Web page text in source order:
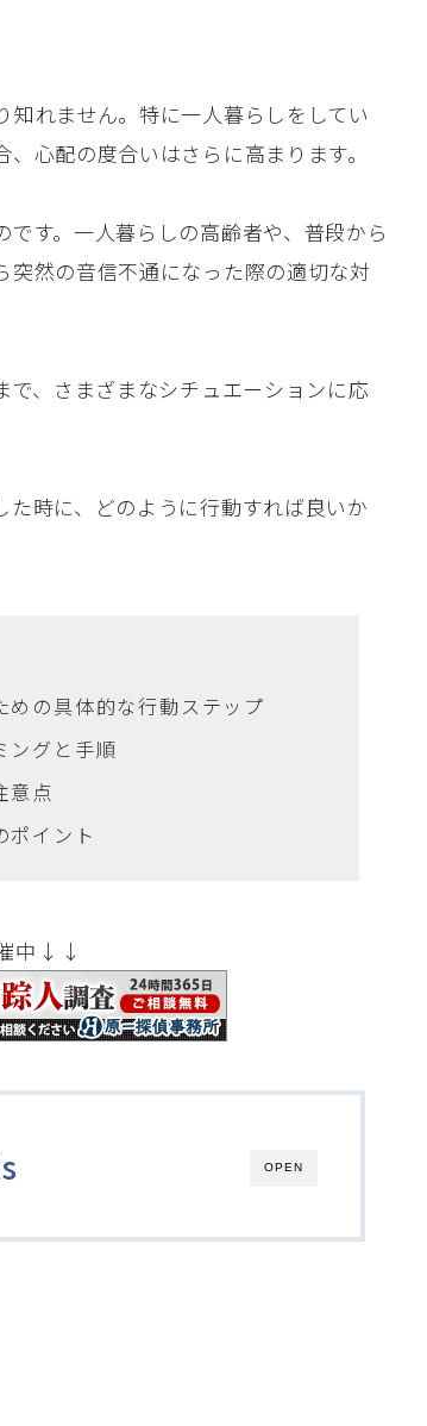
れません。特に一人暮らしをしてい
心配の度合いはさらに高まります。
す。一人暮らしの高齢者や、普段から
然の音信不通になった際の適切な対
、さまざまなシチュエーションに応
時に、どのように行動すれば良いか
の具体的な行動ステップ
ングと手順
意点
ポイント
中↓↓
OPEN